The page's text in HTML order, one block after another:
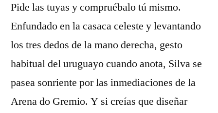
Pide las tuyas y compruébalo tú mismo.
Enfundado en la casaca celeste y levantando
los tres dedos de la mano derecha, gesto
habitual del uruguayo cuando anota, Silva se
pasea sonriente por las inmediaciones de la
Arena do Gremio. Y si creías que diseñar